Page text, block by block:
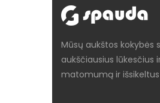
Mūsų aukštos kokybės
aukščiausius lūkesčius
matomumą ir išsikeltus